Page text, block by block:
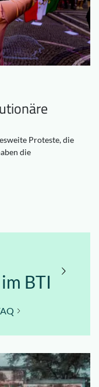
Proteste, die
die
BTI